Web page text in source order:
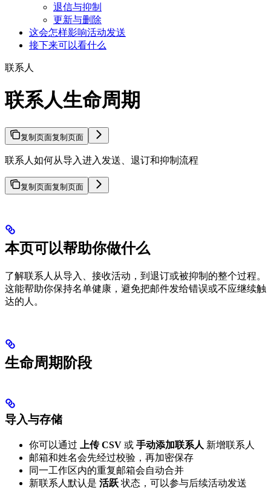
退信与抑制
更新与删除
这会怎样影响活动发送
接下来可以看什么
联系人
联系人生命周期
复制页面复制页面
联系人如何从导入进入发送、退订和抑制流程
复制页面复制页面
本页可以帮助你做什么
了解联系人从导入、接收活动，到退订或被抑制的整个过程。
这能帮助你保持名单健康，避免把邮件发给错误或不应继续触
达的人。
生命周期阶段
导入与存储
你可以通过 上传 CSV 或 手动添加联系人 新增联系人
邮箱和姓名会先经过校验，再加密保存
同一工作区内的重复邮箱会自动合并
新联系人默认是 活跃 状态，可以参与后续活动发送